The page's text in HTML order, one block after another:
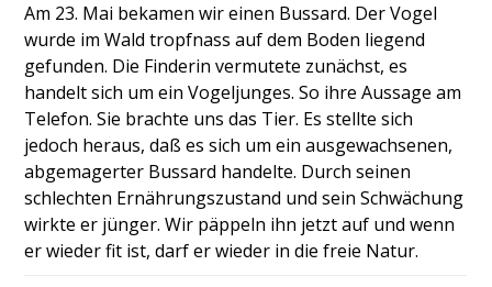
Am 23. Mai bekamen wir einen Bussard. Der Vogel
wurde im Wald tropfnass auf dem Boden liegend
gefunden. Die Finderin vermutete zunächst, es
handelt sich um ein Vogeljunges. So ihre Aussage am
Telefon. Sie brachte uns das Tier. Es stellte sich
jedoch heraus, daß es sich um ein ausgewachsenen,
abgemagerter Bussard handelte. Durch seinen
schlechten Ernährungszustand und sein Schwächung
wirkte er jünger. Wir päppeln ihn jetzt auf und wenn
er wieder fit ist, darf er wieder in die freie Natur.